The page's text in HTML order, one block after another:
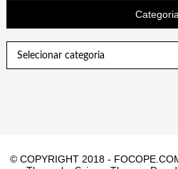
© COPYRIGHT 2018 -